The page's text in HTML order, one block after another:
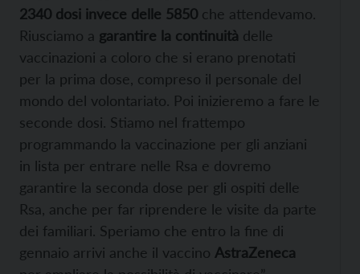
2340 dosi invece delle 5850 che attendevamo.
Riusciamo a garantire la continuità delle
vaccinazioni a coloro che si erano prenotati
per la prima dose, compreso il personale del
mondo del volontariato. Poi inizieremo a fare le
seconde dosi. Stiamo nel frattempo
programmando la vaccinazione per gli anziani
in lista per entrare nelle Rsa e dovremo
garantire la seconda dose per gli ospiti delle
Rsa, anche per far riprendere le visite da parte
dei familiari. Speriamo che entro la fine di
gennaio arrivi anche il vaccino AstraZeneca